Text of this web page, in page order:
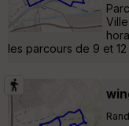
les parcours de 9 et 12